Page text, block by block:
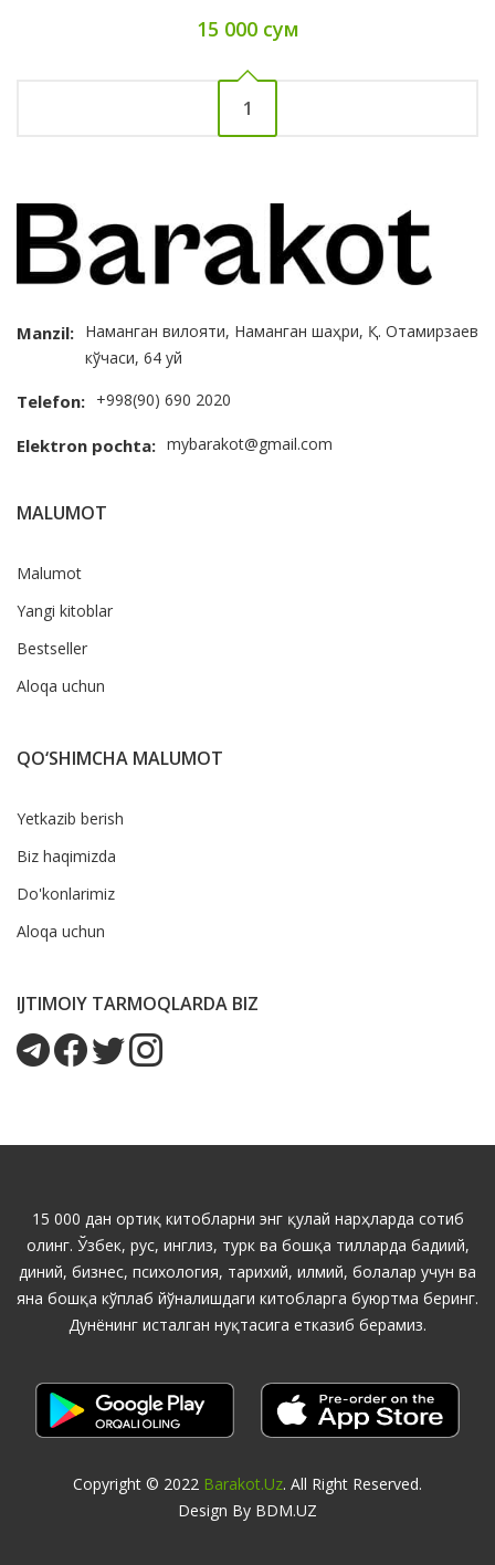
15 000 сум
1
Manzil: Наманган вилояти, Наманган шаҳри, Қ. Отамирзаев
кўчаси, 64 уй
Telefon: +998(90) 690 2020
Elektron pochta: mybarakot@gmail.com
MALUMOT
Malumot
Yangi kitoblar
Bestseller
Aloqa uchun
QO‘SHIMCHA MALUMOT
Yetkazib berish
Biz haqimizda
Do'konlarimiz
Aloqa uchun
IJTIMOIY TARMOQLARDA BIZ
15 000 дан ортиқ китобларни энг қулай нарҳларда сотиб
олинг. Ўзбек, рус, инглиз, турк ва бошқа тилларда бадиий,
диний, бизнес, психология, тарихий, илмий, болалар учун ва
яна бошқа кўплаб йўналишдаги китобларга буюртма беринг.
Дунёнинг исталган нуқтасига етказиб берамиз.
Copyright © 2022 Barakot.uz. All Right Reserved.
Design By BDM.UZ